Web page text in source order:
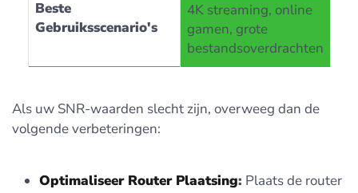
Beste
Gebruiksscenario's
4K streaming, online
gamen, grote
bestandsoverdrachten
Als uw SNR-waarden slecht zijn, overweeg dan de
volgende verbeteringen:
Optimaliseer Router Plaatsing: Plaats de router